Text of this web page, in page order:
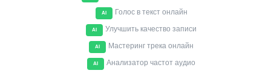
AI Голос в текст онлайн
AI Улучшить качество записи
AI Мастеринг трека онлайн
AI Анализатор частот аудио